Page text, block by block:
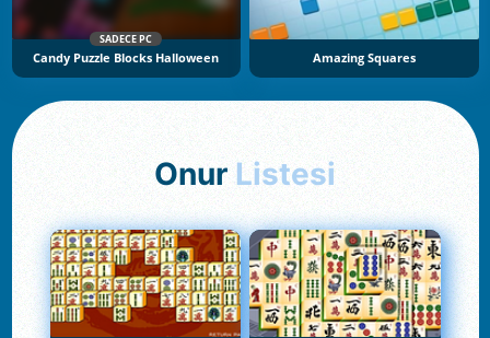
SADECE PC
Candy Puzzle Blocks Halloween Amazing Squares
Onur Listesi